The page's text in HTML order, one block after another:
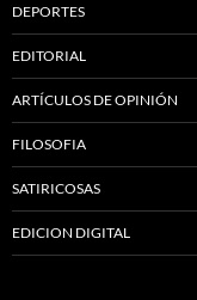
DEPORTES
EDITORIAL
ARTÍCULOS DE OPINIÓN
FILOSOFIA
SATIRICOSAS
EDICION DIGITAL